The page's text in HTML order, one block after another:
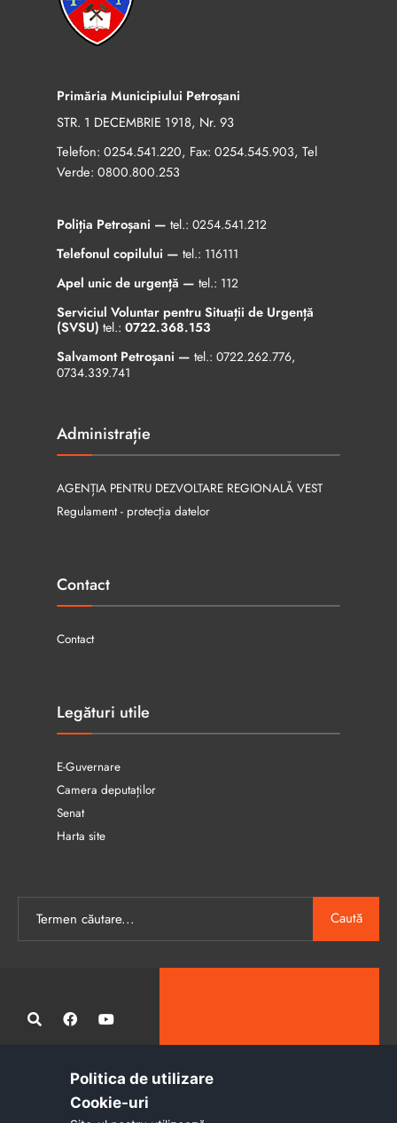
Primăria Municipiului Petroșani
STR. 1 DECEMBRIE 1918, Nr. 93
Telefon: 0254.541.220, Fax: 0254.545.903, Tel
Verde: 0800.800.253
Poliția Petroșani — tel.: 0254.541.212
Telefonul copilului — tel.: 116111
Apel unic de urgență — tel.: 112
Serviciul Voluntar pentru Situații de Urgență
(SVSU) tel.: 0722.368.153
Salvamont Petroșani — tel.: 0722.262.776,
0734.339.741
Administrație
AGENȚIA PENTRU DEZVOLTARE REGIONALĂ VEST
Regulament - protecția datelor
Contact
Contact
Legături utile
E-Guvernare
Camera deputaților
Senat
Harta site
Caută
Administrația publică locală informatizată, calitativă și accesibilă
Politica de utilizare
Cookie-uri‎